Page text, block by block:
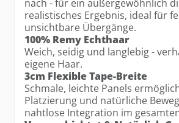
nach - für ein außergewöhnlich
realistisches Ergebnis, ideal für
unsichtbare Übergänge.
100% Remy Echthaar
Weich, seidig und langlebig -
eigene Haar.
3cm Flexible Tape-Breite
Schmale, leichte Panels
Platzierung und natürliche
nahtlose Integration im